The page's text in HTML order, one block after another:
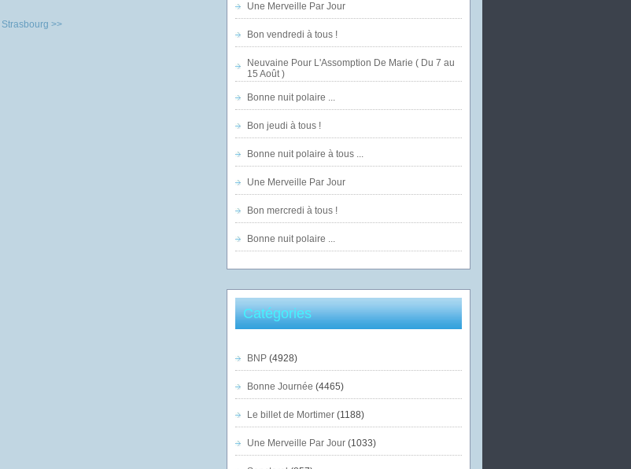
Strasbourg >>
Une Merveille Par Jour
Bon vendredi à tous !
Neuvaine Pour L'Assomption De Marie ( Du 7 au
15 Août )
Bonne nuit polaire ...
Bon jeudi à tous !
Bonne nuit polaire à tous ...
Une Merveille Par Jour
Bon mercredi à tous !
Bonne nuit polaire ...
Catégories
BNP(4928)
Bonne Journée (4465)
Le billet de Mortimer(1188)
Une Merveille Par Jour(1033)